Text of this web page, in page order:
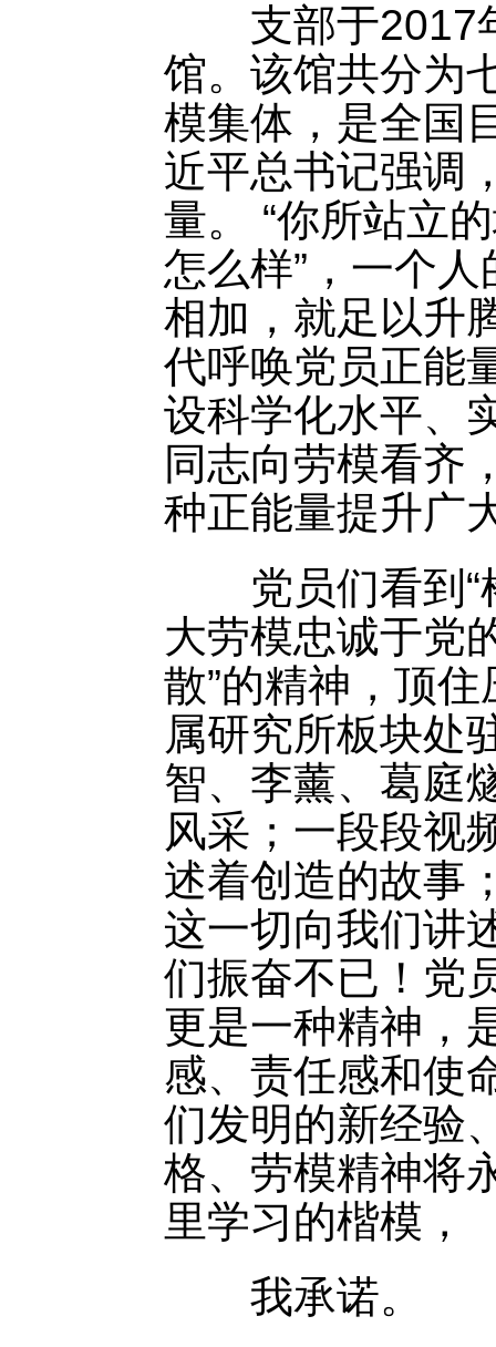
支部于2017年
馆。该馆共分为
模集体，是全国
近平总书记强调
量。 “你所站立
怎么样”，一个
相加，就足以升
代呼唤党员正能
设科学化水平、
同志向劳模看齐
种正能量提升广
党员们看到“
大劳模忠诚于党
散”的精神，顶
属研究所板块处
智、李薰、葛庭
风采；一段段视
述着创造的故事
这一切向我们讲
们振奋不已！党
更是一种精神，
感、责任感和使
们发明的新经验
格、劳模精神将
里学习的楷模，
我承诺。